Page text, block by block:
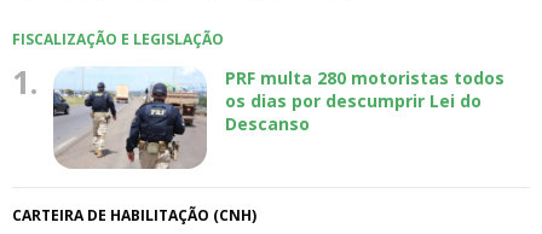
FISCALIZAÇÃO E LEGISLAÇÃO
1.
PRF multa 280 motoristas todos
os dias por descumprir Lei do
Descanso
CARTEIRA DE HABILITAÇÃO (CNH)